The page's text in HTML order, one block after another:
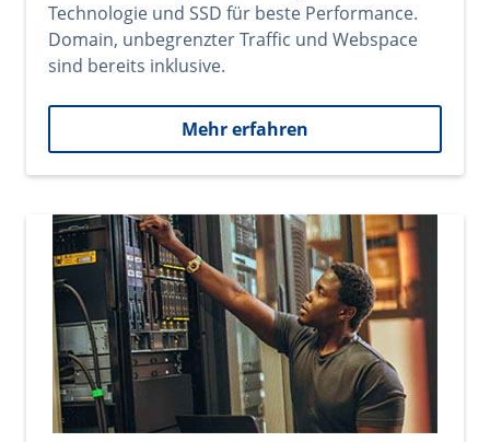
Technologie und SSD für beste Performance.
Domain, unbegrenzter Traffic und Webspace
sind bereits inklusive.
Mehr erfahren